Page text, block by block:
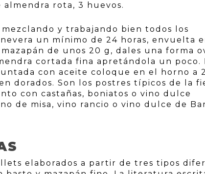
rota, 3 huevos.
y trabajando bien todos los
un mínimo de 24 horas, envuelta
de unos 20 g, dales una forma
cortada fina apretándola un poco.
con aceite coloque en el horno a
dorados. Son los postres típicos de la
con castañas, boniatos o vino dulce
de misa, vino rancio o vino dulce de
elaborados a partir de tres tipos